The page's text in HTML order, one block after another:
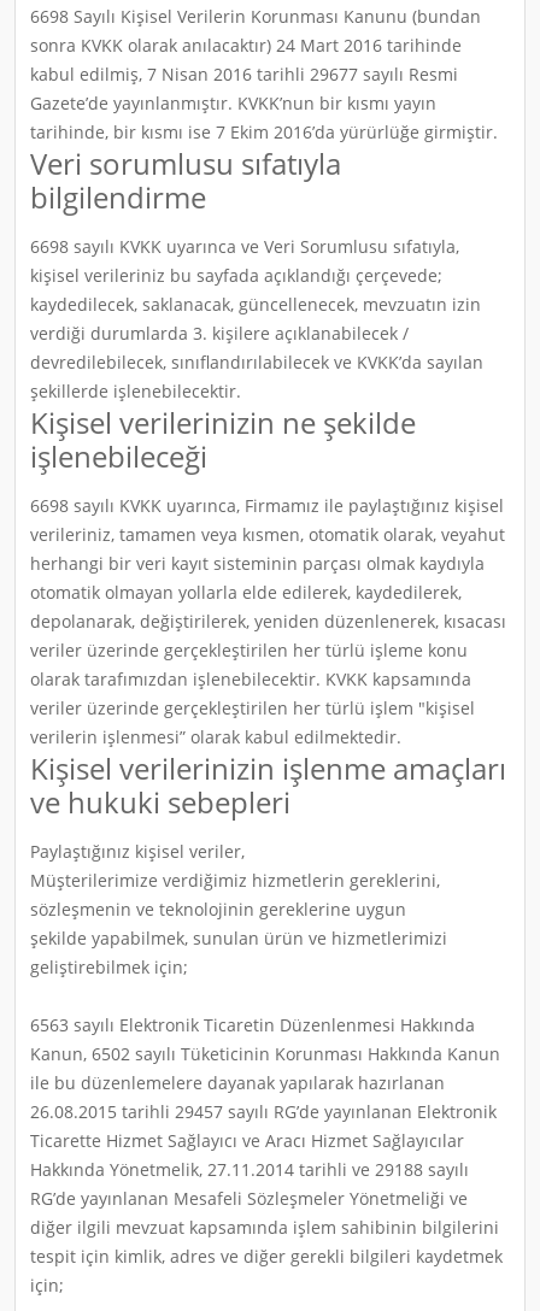
6698 Sayılı Kişisel Verilerin Korunması Kanunu (bundan
sonra KVKK olarak anılacaktır) 24 Mart 2016 tarihinde
kabul edilmiş, 7 Nisan 2016 tarihli 29677 sayılı Resmi
Gazete’de yayınlanmıştır. KVKK’nun bir kısmı yayın
tarihinde, bir kısmı ise 7 Ekim 2016’da yürürlüğe girmiştir.
Veri sorumlusu sıfatıyla
bilgilendirme
6698 sayılı KVKK uyarınca ve Veri Sorumlusu sıfatıyla,
kişisel verileriniz bu sayfada açıklandığı çerçevede;
kaydedilecek, saklanacak, güncellenecek, mevzuatın izin
verdiği durumlarda 3. kişilere açıklanabilecek /
devredilebilecek, sınıflandırılabilecek ve KVKK’da sayılan
şekillerde işlenebilecektir.
Kişisel verilerinizin ne şekilde
işlenebileceği
6698 sayılı KVKK uyarınca, Firmamız ile paylaştığınız kişisel
verileriniz, tamamen veya kısmen, otomatik olarak, veyahut
herhangi bir veri kayıt sisteminin parçası olmak kaydıyla
otomatik olmayan yollarla elde edilerek, kaydedilerek,
depolanarak, değiştirilerek, yeniden düzenlenerek, kısacası
veriler üzerinde gerçekleştirilen her türlü işleme konu
olarak tarafımızdan işlenebilecektir. KVKK kapsamında
veriler üzerinde gerçekleştirilen her türlü işlem "kişisel
verilerin işlenmesi” olarak kabul edilmektedir.
Kişisel verilerinizin işlenme amaçları
ve hukuki sebepleri
Paylaştığınız kişisel veriler,
Müşterilerimize verdiğimiz hizmetlerin gereklerini,
sözleşmenin ve teknolojinin gereklerine uygun
şekilde yapabilmek, sunulan ürün ve hizmetlerimizi
geliştirebilmek için;
6563 sayılı Elektronik Ticaretin Düzenlenmesi Hakkında
Kanun, 6502 sayılı Tüketicinin Korunması Hakkında Kanun
ile bu düzenlemelere dayanak yapılarak hazırlanan
26.08.2015 tarihli 29457 sayılı RG’de yayınlanan Elektronik
Ticarette Hizmet Sağlayıcı ve Aracı Hizmet Sağlayıcılar
Hakkında Yönetmelik, 27.11.2014 tarihli ve 29188 sayılı
RG’de yayınlanan Mesafeli Sözleşmeler Yönetmeliği ve
diğer ilgili mevzuat kapsamında işlem sahibinin bilgilerini
tespit için kimlik, adres ve diğer gerekli bilgileri kaydetmek
için;